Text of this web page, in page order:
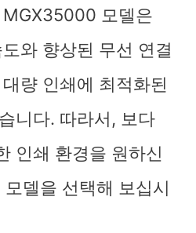
모델은
와 향상된 무선 연결
량 인쇄에 최적화된
니다. 따라서, 보다
인쇄 환경을 원하신
델을 선택해 보십시